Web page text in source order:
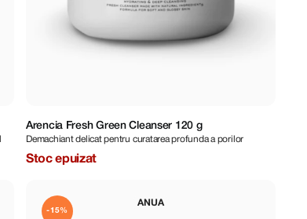
Arencia Fresh Green Cleanser 120 g
Demachiant delicat pentru curatarea profunda a porilor
Stoc epuizat
ANUA
-15%